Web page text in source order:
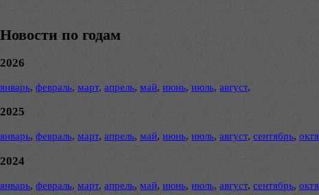
Новости по годам
2026
январь, февраль, март, апрель, май, июнь, июль, август,
2025
январь, февраль, март, апрель, май, июнь, июль, август, сентябрь,
2024
январь, февраль, март, апрель, май, июнь, июль, август, сентябрь,